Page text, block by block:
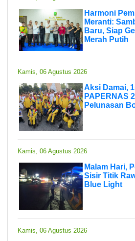
Harmoni
Meranti:
Baru, Siap
Merah Putih
Kamis, 06 Agustus 2026
Aksi Damai,
PAPERNAS
Pelunasan
Kamis, 06 Agustus 2026
Malam Hari,
Sisir Titik
Blue Light
Kamis, 06 Agustus 2026